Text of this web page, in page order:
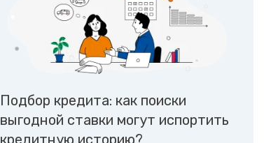
Подбор кредита: как поиски
выгодной ставки могут испортить